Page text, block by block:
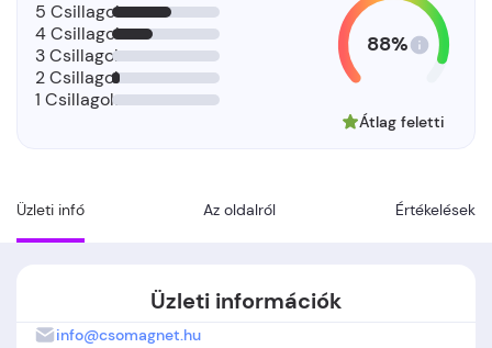
Üzleti infó Az oldalról Értékelések
5 Csillagok
4 Csillagok
3 Csillagok
2 Csillagok
1 Csillagok
88%
Átlag feletti
Üzleti információk
info@csomagnet.hu